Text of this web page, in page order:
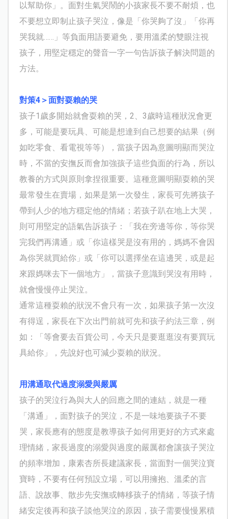
以幫助你」。面對生氣哭鬧的小孩家長不要不耐煩，也
不要想立即制止孩子哭泣，像是「你哭夠了沒」「你再
哭我就……」等負面用語要避免，要用溫柔的雙眼注視
孩子，用堅定穩定的聲音一字一句告訴孩子解決問題的
方法。
對策4＞面對耍賴的哭
孩子1歲多開始就會耍賴的哭，2、3歲時這種狀況會更
多，可能是要玩具、可能是想達到自己想要的結果（例
如吃零食、看電視等等），當孩子因為意圖明顯而哭泣
時，不當的安撫反而會加強孩子這些負面的行為，所以
教養的方式與原則拿捏很重要。這種意圖明顯耍賴的哭
最常發生在賣場，如果是第一次發生，家長可先將孩子
帶到人少的地方穩定他的情緒；若孩子趴在地上大哭，
則可用堅定的語氣告訴孩子：「我在旁邊等你，等你哭
完我們再溝通」或「你這樣哭是沒有用的，媽媽不會因
為你哭就買給你」或「你可以選擇坐在這邊哭，或是起
來跟媽咪去下一個地方」，當孩子意識到哭沒有用時，
就會慢慢停止哭泣。
通常這種耍賴的狀況不會只有一次，如果孩子第一次沒
有得逞，家長在下次出門前就可先和孩子約法三章，例
如：「等會要去百貨公司，今天只是要逛逛沒有要買玩
具給你」，先說好也可減少耍賴的狀況。
用溝通取代過度溺愛與嚴厲
孩子的哭泣行為與大人的回應之間的連結，就是一種
「溝通」，面對孩子的哭泣，不是一味地要孩子不要
哭，家長應有的態度是教導孩子如何用更好的方式來處
理情緒，家長過度的溺愛與過度的嚴厲都會讓孩子哭泣
的頻率增加，康素杏所長建議家長，當面對一個哭泣寶
寶時，不要有任何預設立場，可以用擁抱、溫柔的言
語、說故事、散步先安撫或轉移孩子的情緒，等孩子情
緒安定後再和孩子談他哭泣的原因，孩子需要慢慢累積